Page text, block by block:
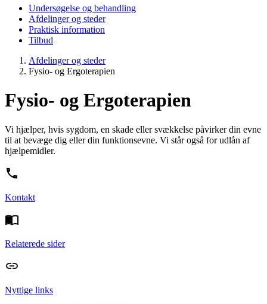
Undersøgelse og behandling
Afdelinger og steder
Praktisk information
Tilbud
Afdelinger og steder
Fysio- og Ergoterapien
Fysio- og Ergoterapien
Vi hjælper, hvis sygdom, en skade eller svækkelse påvirker din evne
til at bevæge dig eller din funktionsevne. Vi står også for udlån af
hjælpemidler.
Kontakt
Relaterede sider
Nyttige links